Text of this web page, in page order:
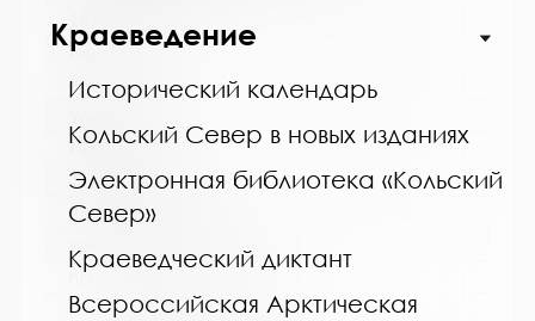
Краеведение
Исторический календарь
Кольский Север в новых изданиях
Электронная библиотека «Кольский
Север»
Краеведческий диктант
Всероссийская Арктическая
Город:
Кола
Победы, 7
Телефон:
8 (81553) 3-35-48
www:
https://bibliokinder.kulturu.ru